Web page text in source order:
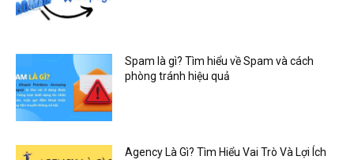
Spam là gì? Tìm hiểu về Spam và cách
phòng tránh hiệu quả
Agency Là Gì? Tìm Hiểu Vai Trò Và Lợi Ích